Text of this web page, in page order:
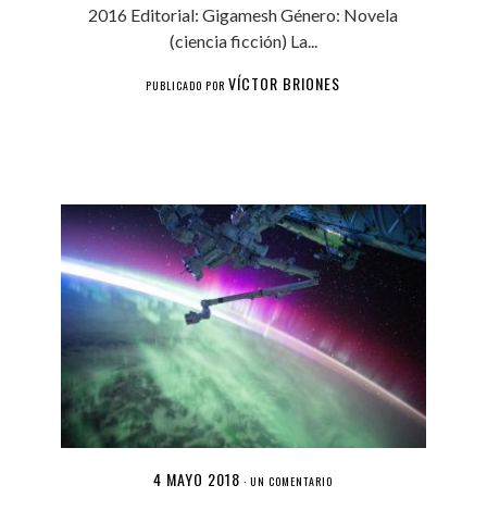
2016 Editorial: Gigamesh Género: Novela
(ciencia ficción) La...
PUBLICADO PORVÍCTOR BRIONES
4 MAYO 2018 ·UN COMENTARIO